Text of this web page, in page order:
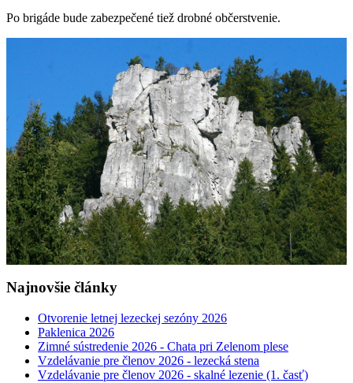
Po brigáde bude zabezpečené tiež drobné občerstvenie.
Najnovšie články
Otvorenie letnej lezeckej sezóny 2026
Paklenica 2026
Zimné sústredenie 2026 - Chata pri Zelenom plese
Vzdelávanie pre členov 2026 - lezecká stena
Vzdelávanie pre členov 2026 - skalné lezenie (1. časť)